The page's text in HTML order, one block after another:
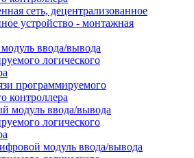
сеть, децентрализованное
устройство - монтажная
ввода/вывода
логического
программируемого
контроллера
модуль ввода/вывода
логического
модуль ввода/вывода